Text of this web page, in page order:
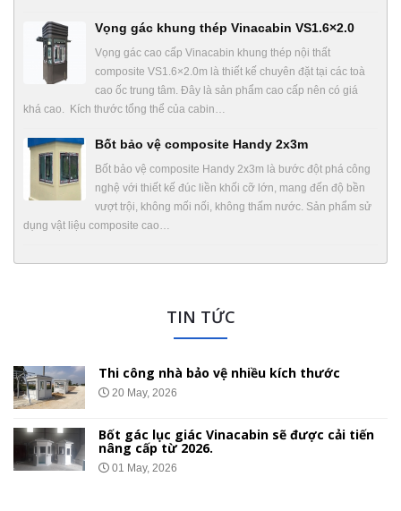
Vọng gác khung thép Vinacabin VS1.6×2.0
Vọng gác cao cấp Vinacabin khung thép nội thất
composite VS1.6×2.0m là thiết kế chuyên đặt tại các toà
cao ốc trung tâm. Đây là sản phẩm cao cấp nên có giá
khá cao. Kích thước tổng thể của cabin…
Bốt bảo vệ composite Handy 2x3m
Bốt bảo vệ composite Handy 2x3m là bước đột phá công
nghệ với thiết kế đúc liền khối cỡ lớn, mang đến độ bền
vượt trội, không mối nối, không thấm nước. Sản phẩm sử
dụng vật liệu composite cao…
TIN TỨC
Thi công nhà bảo vệ nhiều kích thước
20 May, 2026
Bốt gác lục giác Vinacabin sẽ được cải tiến
nâng cấp từ 2026.
01 May, 2026